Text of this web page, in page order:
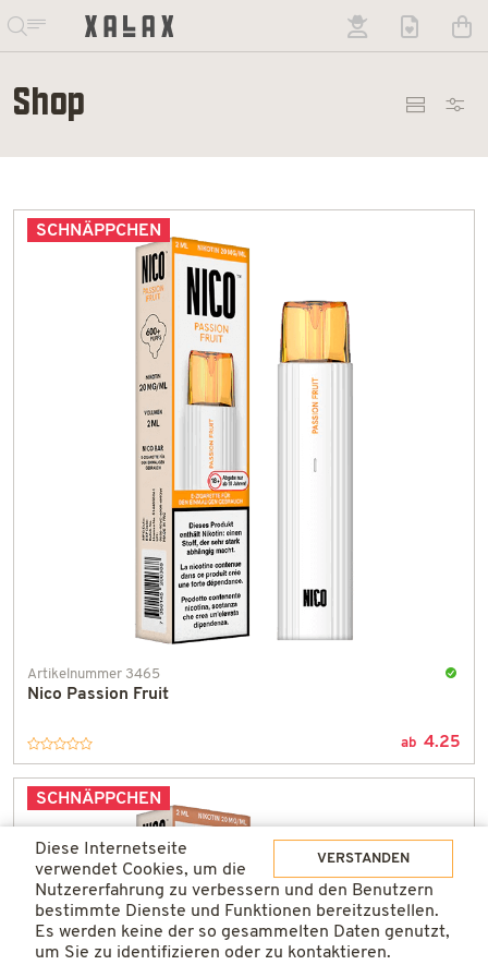
Shop
SCHNÄPPCHEN
Nico Passion Fruit
und
in
Artikelnummer 3465
ab 4.25
SCHNÄPPCHEN
VERSTANDEN
Diese Internetseite
verwendet Cookies, um die
Nutzererfahrung zu verbessern und den Benutzern
bestimmte Dienste und Funktionen bereitzustellen.
Es werden keine der so gesammelten Daten genutzt,
um Sie zu identifizieren oder zu kontaktieren.